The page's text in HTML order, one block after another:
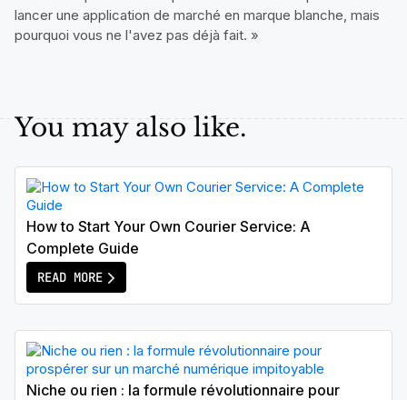
lancer une application de marché en marque blanche, mais
pourquoi vous ne l'avez pas déjà fait. »
You may also like.
How to Start Your Own Courier Service: A
Complete Guide
READ MORE
Niche ou rien : la formule révolutionnaire pour